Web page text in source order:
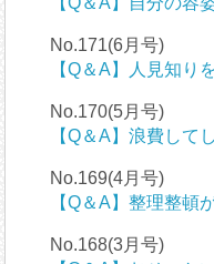
No.171(6月号)
【Q＆A】人見知り
No.170(5月号)
【Q＆A】浪費して
No.169(4月号)
【Q＆A】整理整頓
No.168(3月号)